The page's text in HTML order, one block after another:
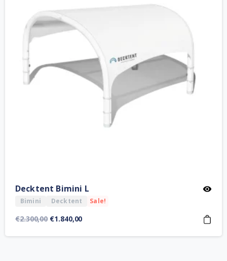
Decktent Bimini L
Bimini Decktent Sale!
€2.300,00 Orijinal
€1.840,00Şu